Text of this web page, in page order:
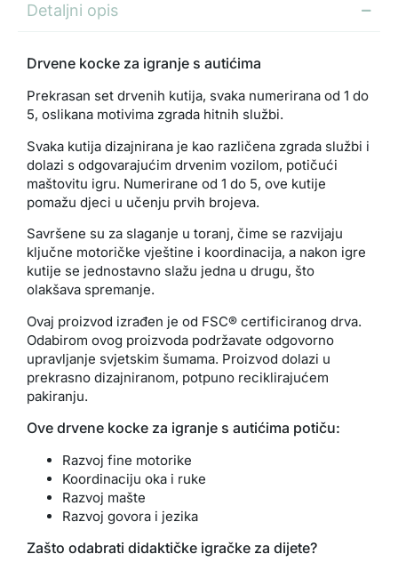
Detaljni opis
Drvene kocke za igranje s autićima
Prekrasan set drvenih kutija, svaka numerirana od 1 do
5, oslikana motivima zgrada hitnih službi.
Svaka kutija dizajnirana je kao različena zgrada službi i
dolazi s odgovarajućim drvenim vozilom, potičući
maštovitu igru. Numerirane od 1 do 5, ove kutije
pomažu djeci u učenju prvih brojeva.
Savršene su za slaganje u toranj, čime se razvijaju
ključne motoričke vještine i koordinacija, a nakon igre
kutije se jednostavno slažu jedna u drugu, što
olakšava spremanje.
Ovaj proizvod izrađen je od FSC® certificiranog drva.
Odabirom ovog proizvoda podržavate odgovorno
upravljanje svjetskim šumama. Proizvod dolazi u
prekrasno dizajniranom, potpuno reciklirajućem
pakiranju.
Ove drvene kocke za igranje s autićima potiču:
Razvoj fine motorike
Koordinaciju oka i ruke
Razvoj mašte
Razvoj govora i jezika
Zašto odabrati didaktičke igračke za dijete?